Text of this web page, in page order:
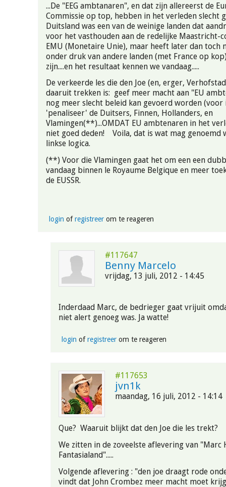
...De "EEG ambtanaren", en dat zijn allereerst de
Commissie op top, hebben in het verleden slecht
Duitsland was een van de weinige landen dat
voor het vasthouden aan de redelijke Maastricht-
EMU (Monetaire Unie), maar heeft later dan toch
onder druk van andere landen (met France op
zijn....en het resultaat kennen we vandaag.....
De verkeerde les die den Joe (en, erger,
daaruit trekken is: geef meer macht aan "EU
nog meer slecht beleid kan gevoerd worden (voor
'penaliseer' de Duitsers, Finnen, Hollanders, en
Vlamingen(**)...OMDAT EU ambtenaren in het
niet goed deden! Voila, dat is wat mag genoemd
linkse logica.
(**) Voor die Vlamingen gaat het om een een
vandaag binnen le Royaume Belgique en meer
de EUSSR.
login ofregistreerom te reageren
#117647
Benny Marcelo
vrijdag, 13 juli, 2012 - 14:45
Inderdaad Marc, de bedrieger gaat vrijuit
niet alert genoeg was. Ja watte!
login ofregistreerom te reageren
#117653
jvn1k
maandag, 16 juli, 2012 - 14:14
Que? Waaruit blijkt dat den Joe die les trekt?
We zitten in de zoveelste aflevering van "Marc
Fantasialand".....
Volgende aflevering : "den joe draagt rode
vindt dat John Crombez meer macht moet